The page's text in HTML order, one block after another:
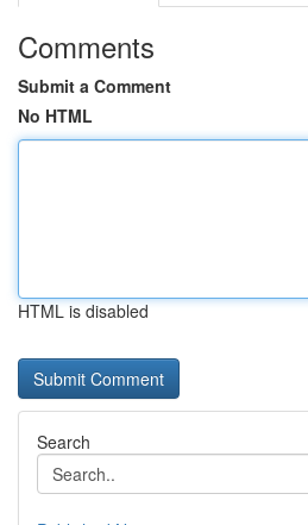
Comments
Submit a Comment
No HTML
HTML is disabled
Search